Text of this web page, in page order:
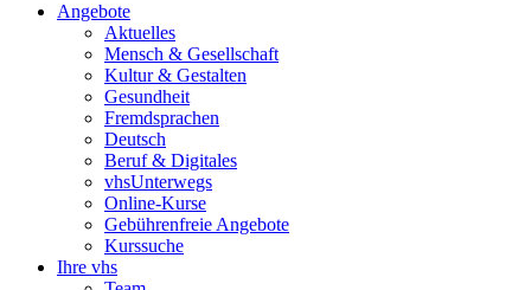
Angebote
Aktuelles
Mensch & Gesellschaft
Kultur & Gestalten
Gesundheit
Fremdsprachen
Deutsch
Beruf & Digitales
vhsUnterwegs
Online-Kurse
Gebührenfreie Angebote
Kurssuche
Ihre vhs